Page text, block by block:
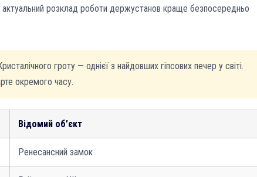
розклад роботи держустанов краще безпосередньо
гроту — однієї з найдовших гіпсових печер у світі.
окремого часу.
Відомий об’єкт
Ренесансний замок